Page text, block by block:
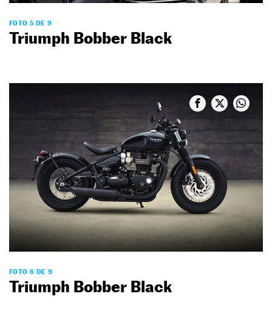
FOTO 5 DE 9
Triumph Bobber Black
FOTO 6 DE 9
Triumph Bobber Black